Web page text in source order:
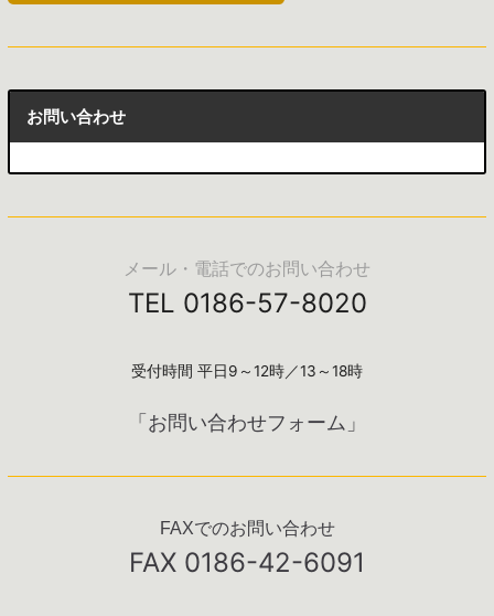
お問い合わせ
メール・電話でのお問い合わせ
TEL 0186-57-8020
受付時間 平日9～12時／13～18時
「お問い合わせフォーム」
FAXでのお問い合わせ
FAX 0186-42-6091